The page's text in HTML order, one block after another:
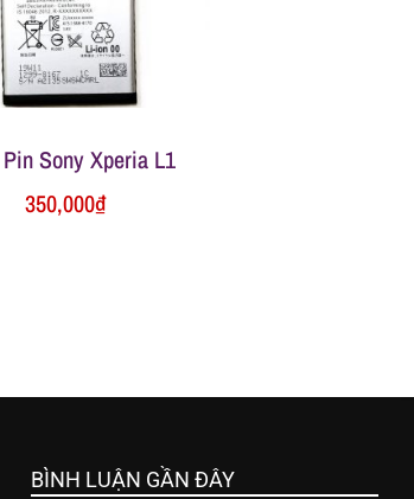
Sony Xperia L1
350,000₫
BÌNH LUẬN GẦN ĐÂY